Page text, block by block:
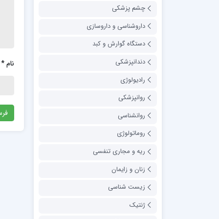
نام*
چشم پزشکی
داروشناسی و داروسازی
دستگاه گوارش و کبد
دندانپزشکی
رادیولوژی
روانپزشکی
روانشناسی
روماتولوژی
ریه و مجاری تنفسی
زنان و زایمان
زیست شناسی
ژنتیک